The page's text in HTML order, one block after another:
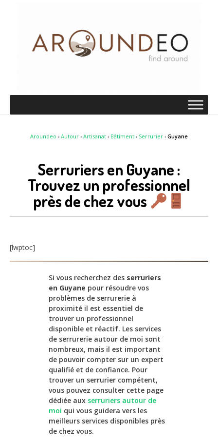
Aroundeo › Autour › Artisanat › Bâtiment › Serrurier › Guyane
Serruriers en Guyane :
Trouvez un professionnel
près de chez vous
[lwptoc]
Si vous recherchez des serruriers
en Guyane pour résoudre vos
problèmes de serrurerie à
proximité il est essentiel de
trouver un professionnel
disponible et réactif. Les services
de serrurerie autour de moi sont
nombreux, mais il est important
de pouvoir compter sur un expert
qualifié et de confiance. Pour
trouver un serrurier compétent,
vous pouvez consulter cette page
dédiée aux serruriers autour de
moi qui vous guidera vers les
meilleurs services disponibles près
de chez vous.